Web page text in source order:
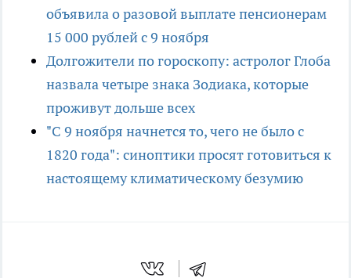
объявила о разовой выплате пенсионерам
15 000 рублей с 9 ноября
Долгожители по гороскопу: астролог Глоба
назвала четыре знака Зодиака, которые
проживут дольше всех
"С 9 ноября начнется то, чего не было с
1820 года": синоптики просят готовиться к
настоящему климатическому безумию